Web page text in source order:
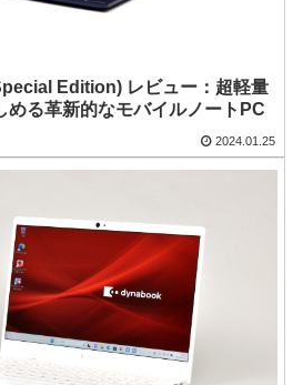
Edition) レビュー：超軽量
める革新的なモバイルノートPC
2024.01.25